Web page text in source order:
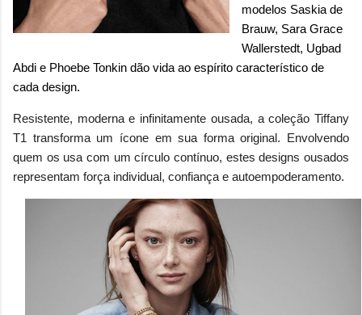
modelos Saskia de
Brauw, Sara Grace
Wallerstedt, Ugbad
Abdi e Phoebe Tonkin dão vida ao espírito característico de
cada design.
Resistente, moderna e infinitamente ousada, a coleção Tiffany
T1 transforma um ícone em sua forma original. Envolvendo
quem os usa com um círculo contínuo, estes designs ousados
representam força individual, confiança e autoempoderamento.